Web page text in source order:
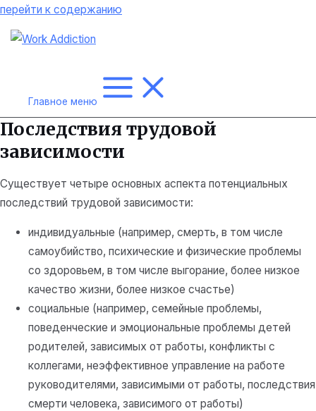
перейти к содержанию
Главное меню
Последствия трудовой
зависимости
Существует четыре основных аспекта потенциальных
последствий трудовой зависимости:
индивидуальные (например, смерть, в том числе
самоубийство, психические и физические проблемы
со здоровьем, в том числе выгорание, более низкое
качество жизни, более низкое счастье)
социальные (например, семейные проблемы,
поведенческие и эмоциональные проблемы детей
родителей, зависимых от работы, конфликты с
коллегами, неэффективное управление на работе
руководителями, зависимыми от работы, последствия
смерти человека, зависимого от работы)